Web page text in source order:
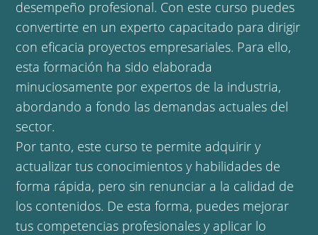
desempeño profesional. Con este curso puedes
convertirte en un experto capacitado para dirigir
con eficacia proyectos empresariales. Para ello,
esta formación ha sido elaborada
minuciosamente por expertos de la industria,
abordando a fondo las demandas actuales del
sector.
Por tanto, este curso te permite adquirir y
actualizar tus conocimientos y habilidades de
forma rápida, pero sin renunciar a la calidad de
los contenidos. De esta forma, puedes mejorar
tus competencias profesionales y aplicar lo